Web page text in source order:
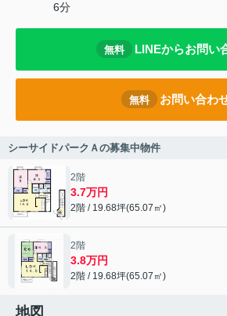
6分
無料 LINEからお問い
無料 お問い合わ
シーサイドパークＡの募集中物件
2階
3.7万円
2階 / 19.68坪(65.07㎡)
2階
3.8万円
2階 / 19.68坪(65.07㎡)
地図